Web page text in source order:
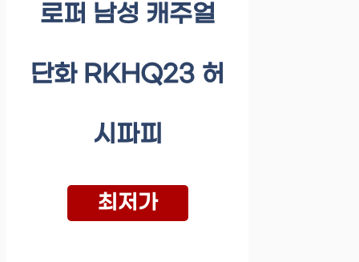
로퍼 남성 캐주얼
단화 RKHQ23 허
시파피
최저가